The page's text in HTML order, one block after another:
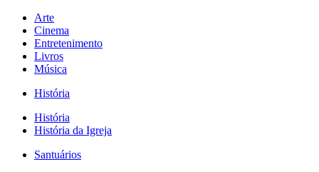
Arte
Cinema
Entretenimento
Livros
Música
História
História
História da Igreja
Santuários